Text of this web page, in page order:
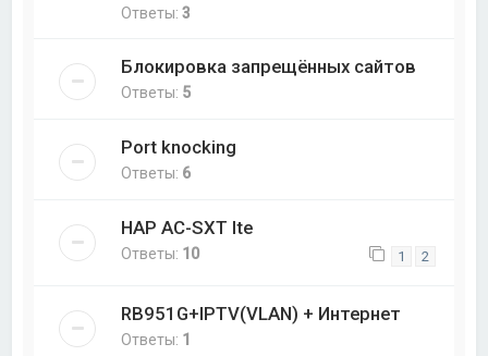
Ответы:3
Блокировка запрещённых сайтов
Ответы: 5
Port knocking
Ответы: 6
HAP AC-SXT lte
Ответы: 10 1 2
RB951G+IPTV(VLAN) + Интернет
Ответы: 1